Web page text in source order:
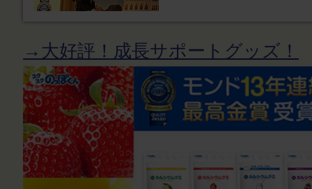
→大好評！成長サポートグッズ！